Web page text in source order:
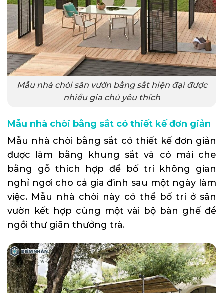
Mẫu nhà chòi sân vườn bằng sắt hiện đại được
nhiều gia chủ yêu thích
Mẫu nhà chòi bằng sắt có thiết kế đơn giản
Mẫu nhà chòi bằng sắt có thiết kế đơn giản
được làm bằng khung sắt và có mái che
bằng gỗ thích hợp để bố trí không gian
nghỉ ngơi cho cả gia đình sau một ngày làm
việc. Mẫu nhà chòi này có thể bố trí ở sân
vườn kết hợp cùng một vài bộ bàn ghế để
ngồi thư giãn thưởng trà.